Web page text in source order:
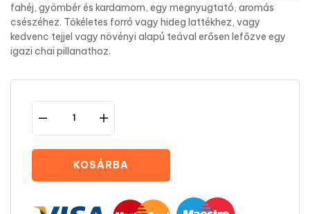
fahéj, gyömbér és kardamom, egy megnyugtató, aromás
csészéhez. Tökéletes forró vagy hideg lattékhez, vagy
kedvenc tejjel vagy növényi alapú teával erősen lefőzve egy
igazi chai pillanathoz.
KOSÁRBA